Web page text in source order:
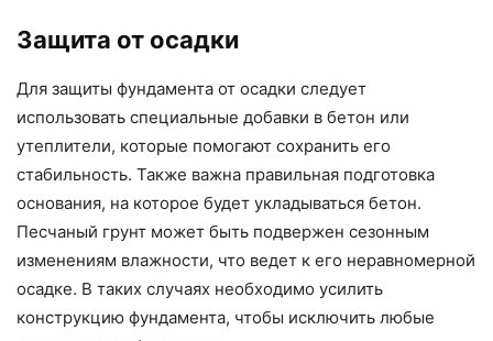
Защита от осадки
Для защиты фундамента от осадки следует
использовать специальные добавки в бетон или
утеплители, которые помогают сохранить его
стабильность. Также важна правильная подготовка
основания, на которое будет укладываться бетон.
Песчаный грунт может быть подвержен сезонным
изменениям влажности, что ведет к его неравномерной
осадке. В таких случаях необходимо усилить
конструкцию фундамента, чтобы исключить любые